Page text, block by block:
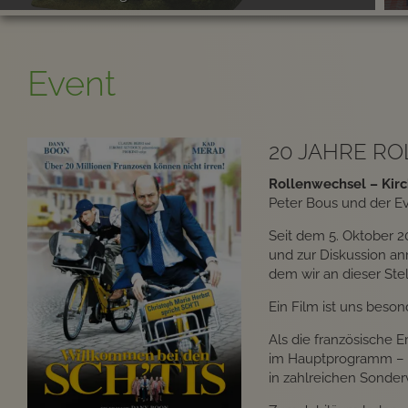
Event
20 JAHRE
Rollenwechsel –
Peter Bous und der
Seit dem 5. Oktober
und zur Diskussion
dem wir an dieser
Ein Film ist uns
Als die französische
im Hauptprogramm
in zahlreichen